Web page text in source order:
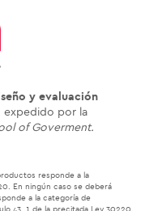
y evaluación
expedido por la
of Goverment.
responde a la
En ningún caso se deberá
a la categoría de
43 .1 de la precitada Ley 30220.